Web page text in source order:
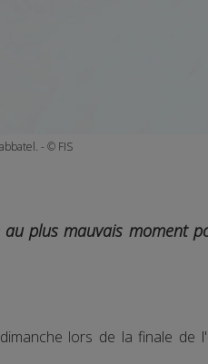
- © FIS
plus mauvais moment
lors de la finale de